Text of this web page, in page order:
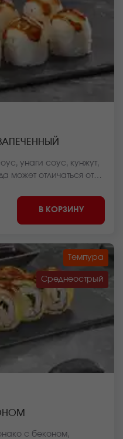
унаги соус, кунжут,
может отличаться от
В КОРЗИНУ
Темпура
Среднеострый
с беконом,